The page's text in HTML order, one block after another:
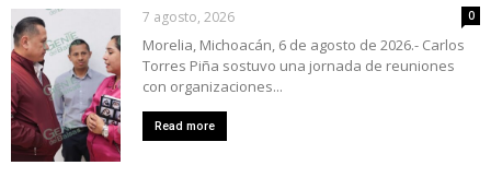
7 agosto, 2026 0
Morelia, Michoacán, 6 de agosto de 2026.- Carlos
Torres Piña sostuvo una jornada de reuniones
con organizaciones...
Read more